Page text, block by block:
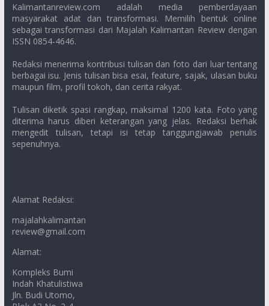
Kalimantanreview.com adalah media pemberdayaan
masyarakat adat dan transformasi. Memilih bentuk online
sebagai transformasi dari Majalah Kalimantan Review dengan
ISSN 0854-4646.
Redaksi menerima kontribusi tulisan dan foto dari luar tentang
berbagai isu. Jenis tulisan bisa esai, feature, sajak, ulasan buku
maupun film, profil tokoh, dan cerita rakyat.
Tulisan diketik spasi rangkap, maksimal 1200 kata. Foto yang
diterima harus diberi keterangan yang jelas. Redaksi berhak
mengedit tulisan, tetapi isi tetap tanggungjawab penulis
sepenuhnya.
Alamat Redaksi:
majalahkalimantan
review@gmail.com
Alamat:
Kompleks Bumi
Indah Khatulistiwa
Jln. Budi Utomo,